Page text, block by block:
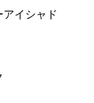
イシャド